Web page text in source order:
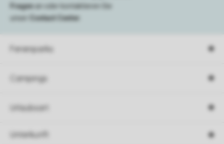
Ferienparks
Campings
Urlaubsart
Unterkunft
Fragen an oder kontaktieren Sie
unser
Contact Center